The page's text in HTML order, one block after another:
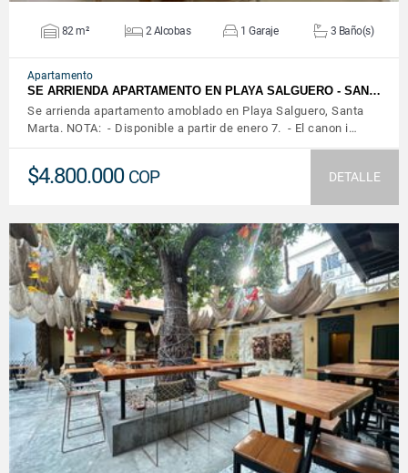
82 m² 2 Alcobas 1 Garaje 3 Baño(s)
Apartamento
SE ARRIENDA APARTAMENTO EN PLAYA SALGUERO - SAN…
Se arrienda apartamento amoblado en Playa Salguero, Santa
Marta. NOTA: - Disponible a partir de enero 7. - El canon i…
$4.800.000 COP DETALLE
VER DETALLES